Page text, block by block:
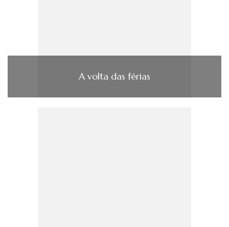
A volta das férias